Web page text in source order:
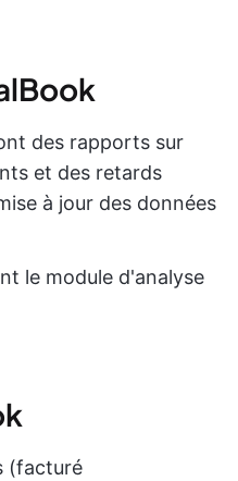
des rapports sur
et des retards
à jour des données
le module d'analyse
(facturé